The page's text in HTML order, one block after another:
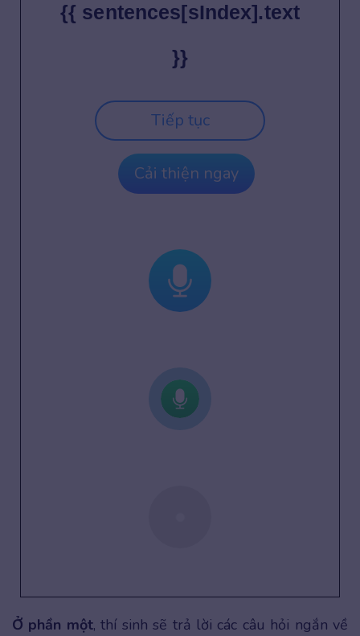
{{ sentences[sIndex].text
}}
Tiếp tục
Cải thiện ngay
Ở phần một, thí sinh sẽ trả lời các câu hỏi ngắn về